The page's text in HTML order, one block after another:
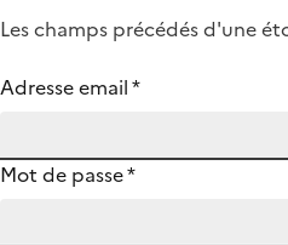
Les champs précédés d'une
Adresse email*
Mot de passe*